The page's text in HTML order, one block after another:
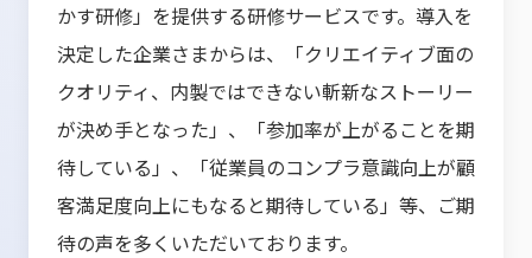
かす研修」を提供する研修サービスです。導入を
決定した企業さまからは、「クリエイティブ面の
クオリティ、内製ではできない斬新なストーリー
が決め手となった」、「参加率が上がることを期
待している」、「従業員のコンプラ意識向上が顧
客満足度向上にもなると期待している」等、ご期
待の声を多くいただいております。